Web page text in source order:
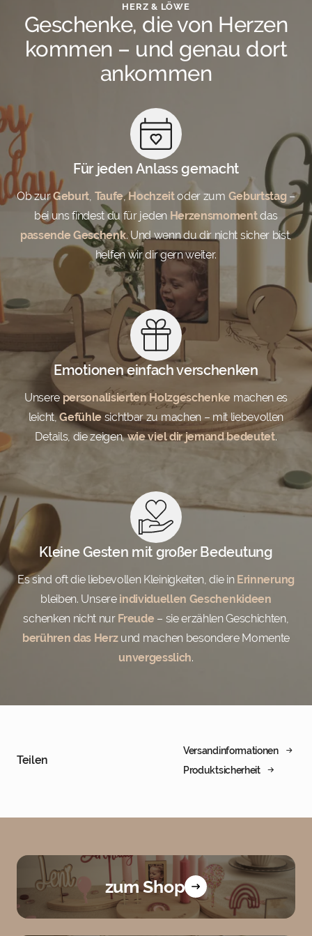
HERZ & LÖWE
Geschenke, die von Herzen
kommen – und genau dort
ankommen
Für jeden Anlass gemacht
Ob zurGeburt Taufe,Hochzeitoder zum Geburtstag –
bei uns findest du für jeden Herzensmomentdas
passende Geschenk. Und wenn du dir nicht sicher bist,
helfen wir dir gern weiter.
Emotionen einfach verschenken
Unserepersonalisierten Holzgeschenke machen es
leicht,Gefühle sichtbar zu machen – mit liebevollen
Details, die zeigen,wie viel dir jemand bedeutet.
Kleine Gesten mit großer Bedeutung
Es sind oft die liebevollen Kleinigkeiten, die in Erinnerung
bleiben. Unsere individuellen Geschenkideen
schenken nicht nur Freude – sie erzählen Geschichten,
berühren das Herzund machen besondere Momente
unvergesslich.
Teilen
Versandinformationen
Produktsicherheit
zum Shop